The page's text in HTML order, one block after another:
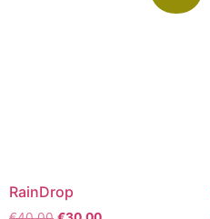
RainDrop